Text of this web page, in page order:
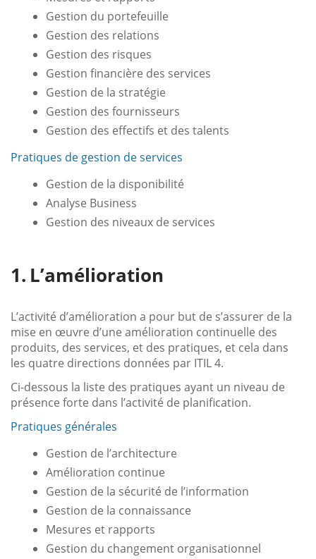
Gestion du portefeuille
Gestion des relations
Gestion des risques
Gestion financière des services
Gestion de la stratégie
Gestion des fournisseurs
Gestion des effectifs et des talents
Pratiques de gestion de services
Gestion de la disponibilité
Analyse Business
Gestion des niveaux de services
L’amélioration
L’activité d’amélioration a pour but de s’assurer de la
mise en œuvre d’une amélioration continuelle des
produits, des services, et des pratiques, et cela dans
les quatre directions données par ITIL 4.
Ci-dessous la liste des pratiques ayant un niveau de
présence forte dans l’activité de planification.
Pratiques générales
Gestion de l’architecture
Amélioration continue
Gestion de la sécurité de l’information
Gestion de la connaissance
Mesures et rapports
Gestion du changement organisationnel